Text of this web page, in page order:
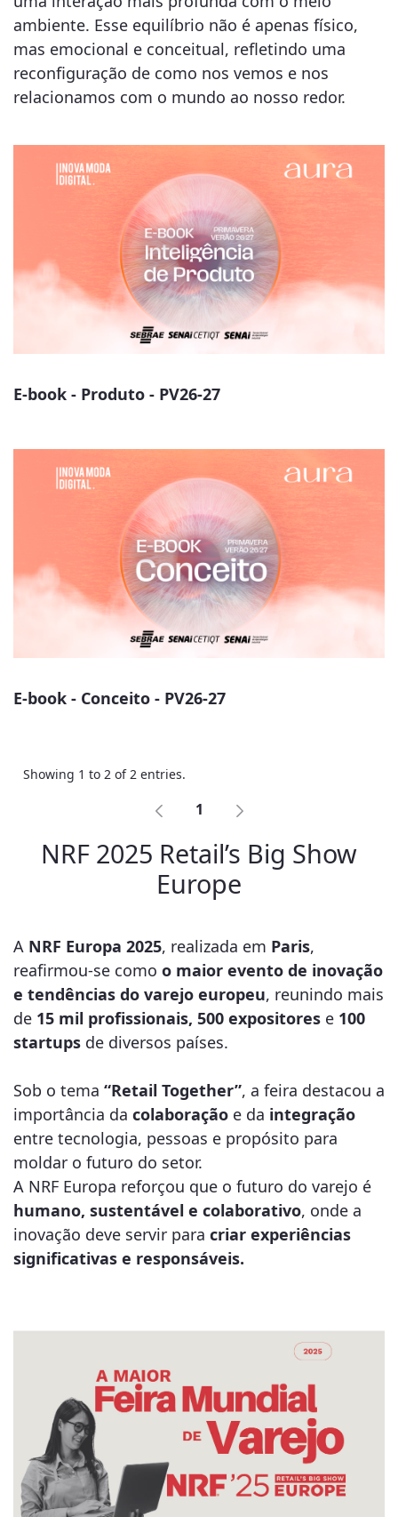
ambiente. Esse equilíbrio não é apenas físico,
mas emocional e conceitual, refletindo uma
reconfiguração de como nos vemos e nos
relacionamos com o mundo ao nosso redor.
E-book - Produto - PV26-27
E-book - Conceito - PV26-27
Showing 1 to 2 of 2 entries.
1
NRF 2025 Retail’s Big Show
Europe
A NRF Europa 2025, realizada em Paris,
reafirmou-se como o maior evento de inovação
e tendências do varejo europeu, reunindo mais
de 15 mil profissionais, 500 expositores e 100
startups de diversos países.
Sob o tema “Retail Together”, a feira destacou a
importância da colaboração e da integração
entre tecnologia, pessoas e propósito para
moldar o futuro do setor.
A NRF Europa reforçou que o futuro do varejo é
humano, sustentável e colaborativo, onde a
inovação deve servir para criar experiências
significativas e responsáveis.